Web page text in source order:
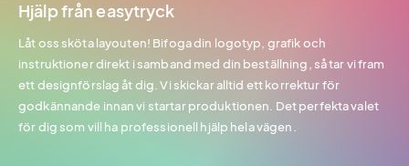
Hjälp från easytryck
Låt oss sköta layouten! Bifoga din logotyp, grafik och
instruktioner direkt i samband med din beställning, så tar vi fram
ett designförslag åt dig. Vi skickar alltid ett korrektur för
godkännande innan vi startar produktionen. Det perfekta valet
för dig som vill ha professionell hjälp hela vägen.